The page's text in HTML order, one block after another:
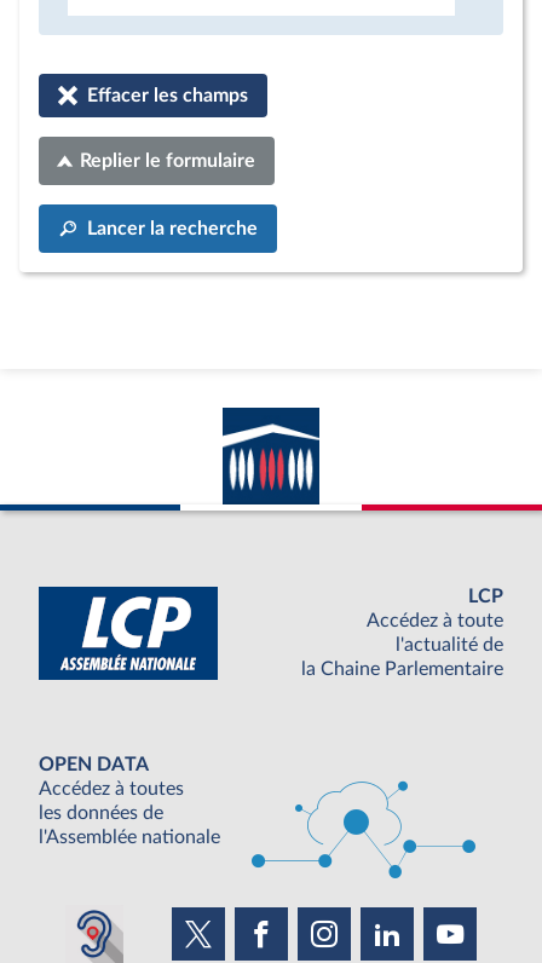
Effacer les champs
Replier le formulaire
Lancer la recherche
LCP
Accédez à toute
l'actualité de
la Chaine Parlementaire
OPEN DATA
Accédez à toutes
les données de
l'Assemblée nationale